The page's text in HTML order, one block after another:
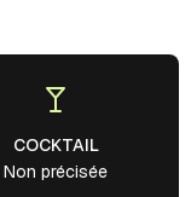
COCKTAIL
Non précisée